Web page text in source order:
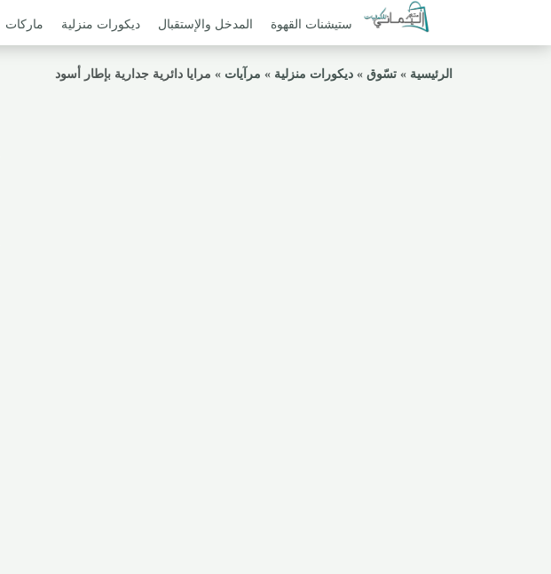
ستيشنات القهوة المدخل والإستقبال ديكورات منزلية ماركات
الرئيسية »تسّوق »ديكورات منزلية » مرآيات » مرايا دائرية جدارية بإطار أسود